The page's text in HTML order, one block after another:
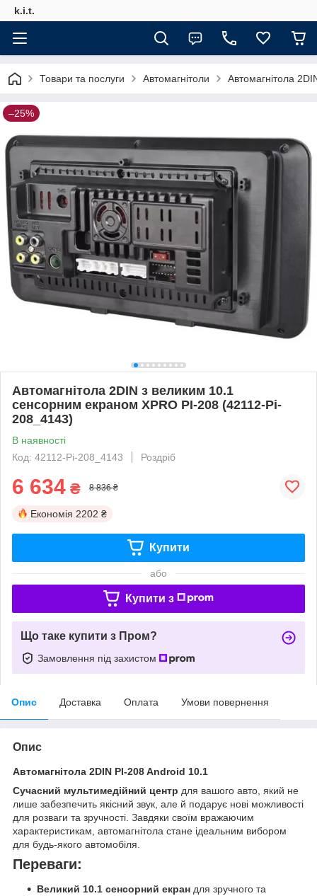
k.i.t.
Товари та послуги Автомагнітоли Автомагнітола
–25%
Автомагнітола 2DIN з великим 10.1
сенсорним екраном XPRO PI-208 (42112-Pi-
208_4143)
В наявності
Код: 42112-Pi-208_4143
Роздріб
6 634 ₴ 8 836 ₴
Економія 2202 ₴
Купити
або
Купити з
Що таке купити з Пром?
Замовлення під захистом
Опис Доставка Оплата Умови повернення
Опис
Автомагнітола 2DIN PI-208 Android 10.1
Сучасний мультимедійний центр для вашого авто, який не
лише забезпечить якісний звук, але й подарує нові можливості
для розваги та зручності. Завдяки своїм вражаючим
характеристикам, автомагнітола стане ідеальним вибором
для будь-якого автомобіля.
Переваги:
Великий 10.1 сенсорний екран для зручного та